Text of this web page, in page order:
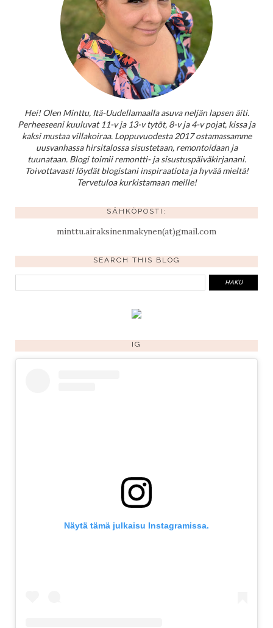
Hei! Olen Minttu, Itä-Uudellamaalla asuva neljän lapsen äiti.
Perheeseeni kuuluvat 11-v ja 13-v tytöt, 8-v ja 4-v pojat, kissa ja
kaksi mustaa villakoiraa. Loppuvuodesta 2017 ostamassamme
uusvanhassa hirsitalossa sisustetaan, remontoidaan ja
tuunataan. Blogi toimii remontti- ja sisustuspäiväkirjanani.
Toivottavasti löydät blogistani inspiraatiota ja hyvää mieltä!
Tervetuloa kurkistamaan meille!
SÄHKÖPOSTI:
minttu.airaksinenmakynen(at)gmail.com
SEARCH THIS BLOG
IG
Näytä tämä julkaisu Instagramissa.